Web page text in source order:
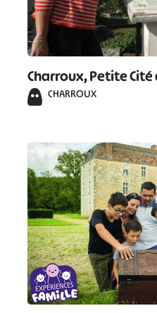
Charroux, Petite
CHARROUX
#
#
#